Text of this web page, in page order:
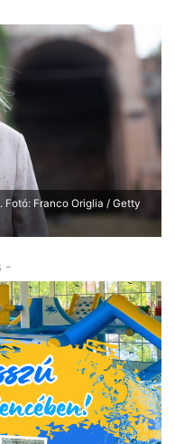
Fotó: Franco Origlia / Getty
-